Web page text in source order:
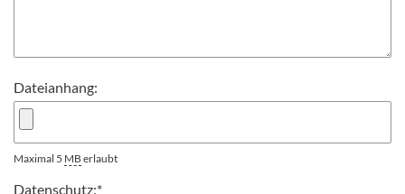
Dateianhang:
Maximal 5 MB erlaubt
Datenschutz:*